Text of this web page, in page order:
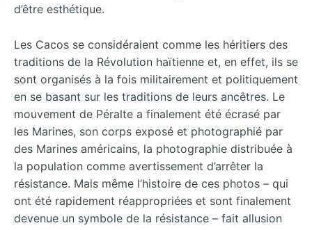
d’être esthétique.
Les Cacos se considéraient comme les héritiers des
traditions de la Révolution haïtienne et, en effet, ils se
sont organisés à la fois militairement et politiquement
en se basant sur les traditions de leurs ancêtres. Le
mouvement de Péralte a finalement été écrasé par
les Marines, son corps exposé et photographié par
des Marines américains, la photographie distribuée à
la population comme avertissement d’arrêter la
résistance. Mais même l’histoire de ces photos – qui
ont été rapidement réappropriées et sont finalement
devenue un symbole de la résistance – fait allusion